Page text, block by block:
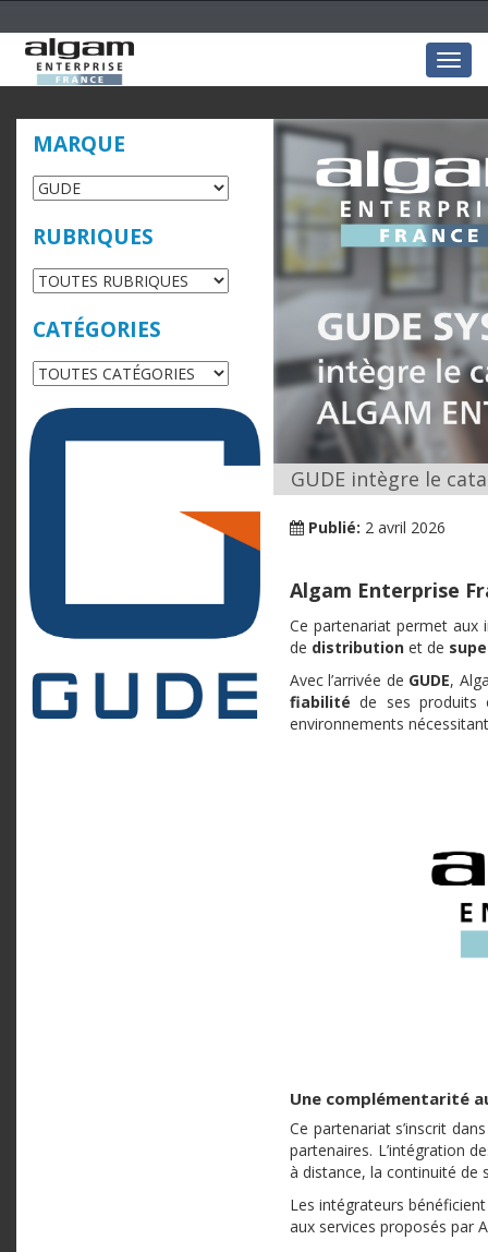
MARQUE
RUBRIQUES
CATÉGORIES
GUDE intègre le
Publié: 2 avril 2026
Algam Enterprise
Ce partenariat permet aux
de distribution et de
Avec l’arrivée de GUDE,
fiabilitéde ses
environnements
Une complémentarité
Ce partenariat s’inscrit
partenaires. L’intégration
à distance, la continuité de
Les intégrateurs
aux services proposés par